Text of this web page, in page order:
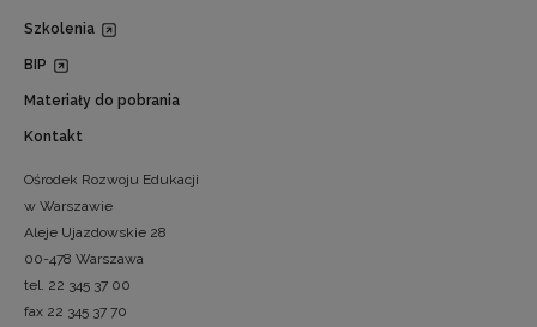
Szkolenia
BIP
Materiały do pobrania
Kontakt
Ośrodek Rozwoju Edukacji
w Warszawie
Aleje Ujazdowskie 28
00-478 Warszawa
tel. 22 345 37 00
fax 22 345 37 70